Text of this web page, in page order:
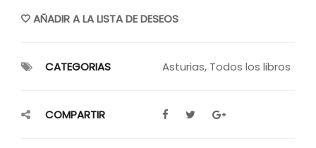
AÑADIR A LA LISTA DE DESEOS
CATEGORIAS Asturias, Todos los libros
COMPARTIR